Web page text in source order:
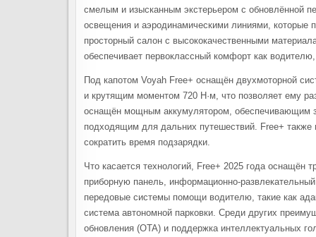
смелым и изысканным экстерьером с обновлённой
освещения и аэродинамическими линиями, которые
просторный салон с высококачественными
обеспечивает первоклассный комфорт как
Под капотом Voyah Free+ оснащён двухмоторной
и крутящим моментом 720 Н·м, что позволяет ему
оснащён мощным аккумулятором, обеспечивающим
подходящим для дальних путешествий. Free+ также
сократить время подзарядки.
Что касается технологий, Free+ 2025 года
приборную панель, информационно-
передовые системы помощи водителю, такие как
система автономной парковки. Среди других
обновления (OTA) и поддержка интеллектуальных